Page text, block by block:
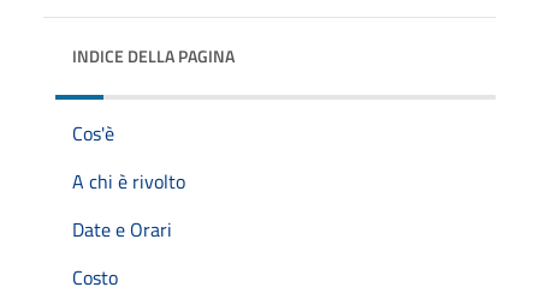
INDICE DELLA PAGINA
Cos'è
A chi è rivolto
Date e Orari
Costo